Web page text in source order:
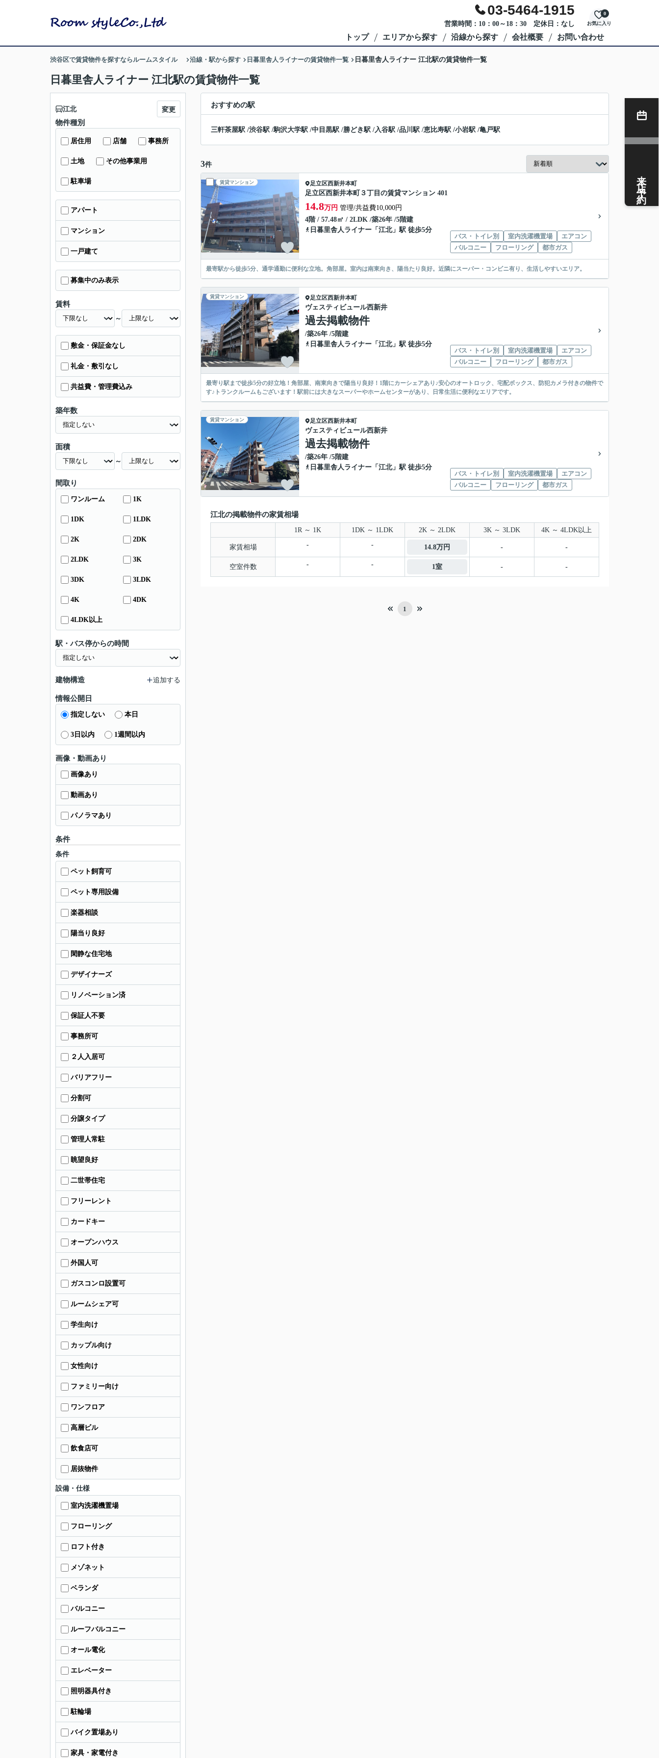
03-5464-1915
営業時間：10：00～18：30 定休日：なし お気に入り
0
トップ エリアから探す 沿線から探す 会社概要 お問い合わせ
渋谷区で賃貸物件を探すならルームスタイル 沿線・駅から探す 日暮里舎人ライナーの賃貸物件一覧 日暮里舎人ライナー 江北駅の賃貸物件一覧
日暮里舎人ライナー 江北駅の賃貸物件一覧
おすすめの駅
三軒茶屋駅 /渋谷駅 /駒沢大学駅 /中目黒駅 /勝どき駅 /入谷駅 /品川駅 /恵比寿駅 /小岩駅 /亀戸駅
3件
賃貸マンション 足立区西新井本町
足立区西新井本町３丁目の賃貸マンション 401
14.8万円 管理/共益費10,000円
4階 / 57.48㎡ / 2LDK /築26年 /5階建
日暮里舎人ライナー 「 江北」駅 徒歩5分
バス・トイレ別
室内洗濯機置場
エアコン
バルコニー
フローリング 都市ガス
最寄駅から徒歩5分、通学通勤に便利な立地。角部屋。室内は南東向き、陽当たり良好。近隣にスーパー・コンビニ有り、生活しやすいエリア。
賃貸マンション 足立区西新井本町
ヴェスティビュール西新井
過去掲載物件
/築26年 /5階建
日暮里舎人ライナー 「 江北」駅 徒歩5分
バス・トイレ別
室内洗濯機置場
エアコン
バルコニー
フローリング 都市ガス
最寄り駅まで徒歩5分の好立地！角部屋、南東向きで陽当り良好！1階にカーシェアあり♪安心のオートロック、宅配ボックス、防犯カメラ付きの物件で
す♪トランクルームもございます！駅前には大きなスーパーやホームセンターがあり、日常生活に便利なエリアです。
賃貸マンション 足立区西新井本町
ヴェスティビュール西新井
過去掲載物件
/築26年 /5階建
日暮里舎人ライナー 「 江北」駅 徒歩5分
バス・トイレ別
室内洗濯機置場
エアコン
バルコニー
フローリング 都市ガス
江北の掲載物件の家賃相場
1R ～ 1K 1DK ～ 1LDK 2K ～ 2LDK 3K ～ 3LDK 4K ～ 4LDK以上
家賃相場 - - 14.8万円 - -
空室件数 - - 1室 - -
1
江北 変更
物件種別
居住用 店舗 事務所
土地 その他事業用
駐車場
アパート
マンション
一戸建て
募集中のみ表示
賃料
～
敷金・保証金なし
礼金・敷引なし
共益費・管理費込み
築年数
面積
～
間取り
ワンルーム 1K
1DK 1LDK
2K 2DK
2LDK 3K
3DK 3LDK
4K 4DK
4LDK以上
駅・バス停からの時間
建物構造 追加する
情報公開日
指定しない 本日
3日以内 1週間以内
画像・動画あり
画像あり
動画あり
パノラマあり
条件
条件
ペット飼育可
ペット専用設備
楽器相談
陽当り良好
閑静な住宅地
デザイナーズ
リノベーション済
保証人不要
事務所可
２人入居可
バリアフリー
分割可
分譲タイプ
管理人常駐
眺望良好
二世帯住宅
フリーレント
カードキー
オープンハウス
外国人可
ガスコンロ設置可
ルームシェア可
学生向け
カップル向け
女性向け
ファミリー向け
ワンフロア
高層ビル
飲食店可
居抜物件
設備・仕様
室内洗濯機置場
フローリング
ロフト付き
メゾネット
ベランダ
バルコニー
ルーフバルコニー
オール電化
エレベーター
照明器具付き
駐輪場
バイク置場あり
家具・家電付き
来店予約